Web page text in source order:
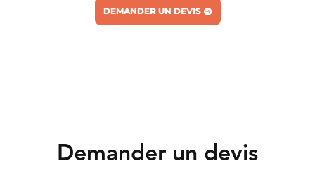
DEMANDER UN DEVIS
Demander un devis